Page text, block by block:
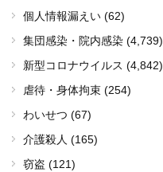
個人情報漏えい (62)
集団感染・院内感染 (4,739)
新型コロナウイルス (4,842)
虐待・身体拘束 (254)
わいせつ (67)
介護殺人 (165)
窃盗 (121)